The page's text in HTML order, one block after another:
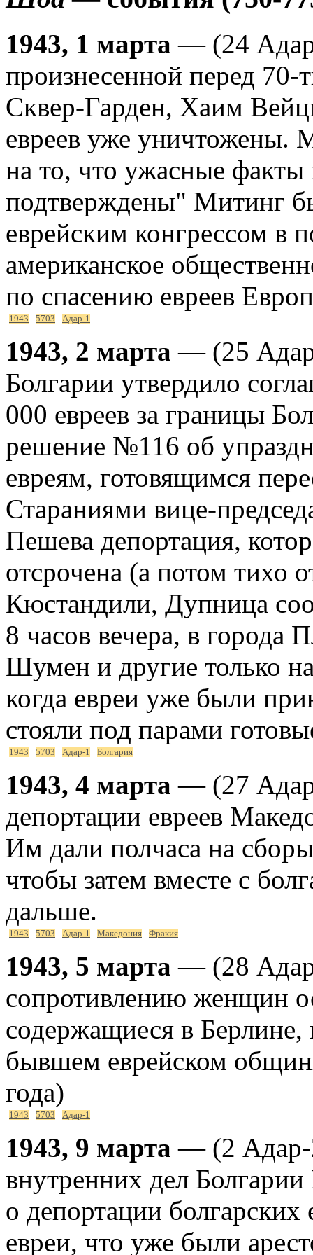
1943, 1 марта — (24
произнесенной перед
Сквер-Гарден, Хаим
евреев уже уничтожены.
на то, что ужасные факты
подтверждены" Митинг
еврейским конгрессом в
американское
по спасению евреев
1943 5703 Адар-1
1943, 2 марта — (25
Болгарии утвердило
000 евреев за границы
решение №116 об
евреям, готовящимся
Стараниями вице-
Пешева депортация,
отсрочена (а потом тихо
Кюстандили, Дупница
8 часов вечера, в города
Шумен и другие только
когда евреи уже были
стояли под парами
1943 5703 Адар-1 Болгария
1943, 4 марта — (27
депортации евреев
Им дали полчаса на
чтобы затем вместе с
дальше.
1943 5703 Адар-1 Македония Фракия
1943, 5 марта — (28
сопротивлению женщин
содержащиеся в
бывшем еврейском
года)
1943 5703 Адар-1
1943, 9 марта — (2 Адар-
внутренних дел
о депортации болгарских
евреи, что уже были